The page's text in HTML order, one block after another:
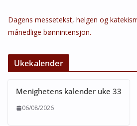
Dagens messetekst, helgen og
månedlige bønnintensjon.
Ukekalender
Menighetens kalender uke 33
06/08/2026